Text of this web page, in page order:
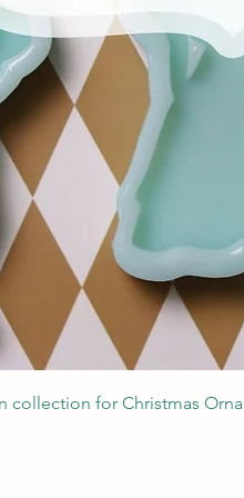
collection for Christmas